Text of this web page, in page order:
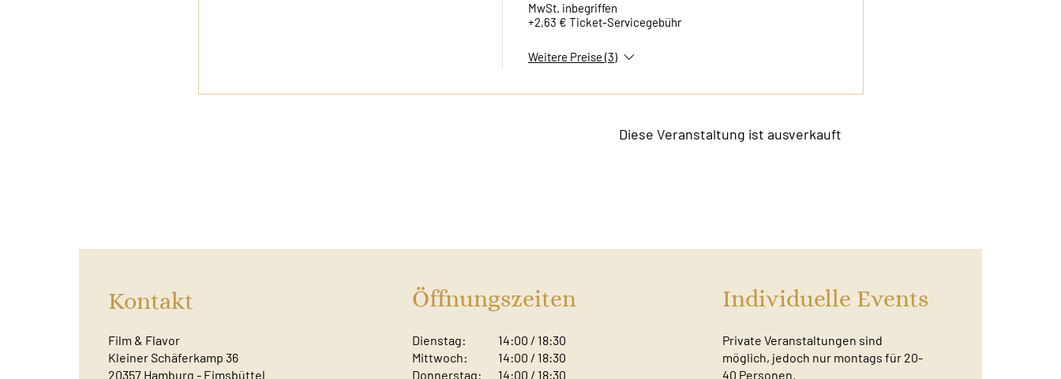
MwSt. inbegriffen
+2,63 € Ticket-Servicegebühr
Weitere Preise (3)
Diese Veranstaltung ist ausverkauft
Kontakt
Film & Flavor
Kleiner Schäferkamp 36
20357 Hamburg - Eimsbüttel
Öffnungszeiten
Dienstag:
Mittwoch:
Donnerstag:
14:00 / 18:30
14:00 / 18:30
14:00 / 18:30
Individuelle Events
Private Veranstaltungen sind
möglich, jedoch nur montags für 20-
40 Personen.